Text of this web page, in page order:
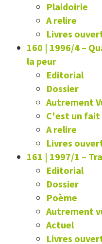
Plaidoirie
A relire
Livres
160 | 1996/4 –
la peur
Editorial
Dossier
Autrement
C'est un fait
A relire
Livres
161 | 1997/1 –
Editorial
Dossier
Poème
Autrement
Actuel
Livres